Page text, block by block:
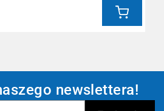
newslettera!